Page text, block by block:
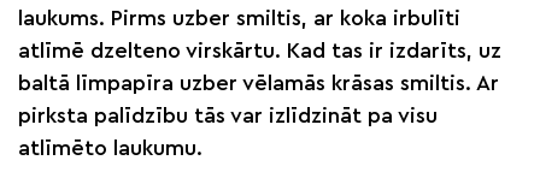
laukums. Pirms uzber smiltis, ar koka irbulīti
atlīmē dzelteno virskārtu. Kad tas ir izdarīts, uz
baltā līmpapīra uzber vēlamās krāsas smiltis. Ar
pirksta palīdzību tās var izlīdzināt pa visu
atlīmēto laukumu.